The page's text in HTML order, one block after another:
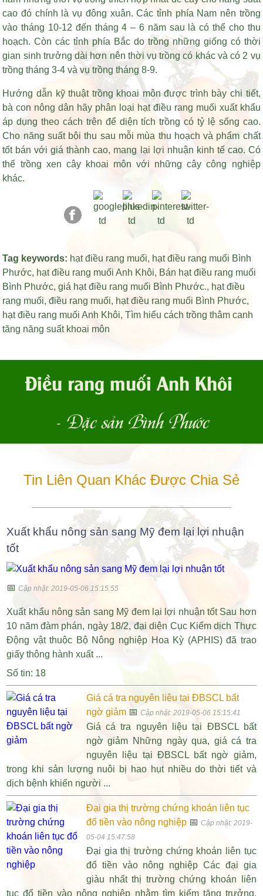
cao đó chính là vụ đông xuân. Các tỉnh phía Nam nên trồng
vào tháng 10-12 đến tháng 4 – 6 năm sau là có thể cho thu
hoạch. Còn các tỉnh phía Bắc do trồng những giống có thời
gian sinh trưởng dài hơn nên thời vụ trồng có khác và có 2 vụ
trồng tháng 3-4 và vụ trồng tháng 8-9.
Hướng dẫn kỹ thuật trồng khoai môn được trình bày chi tiết,
bà con nông dân hãy phân loại hạt điều rang muối xuất khẩu
áp dụng theo cách trên để diện tích trồng có tỷ lệ sống cao.
Cho năng suất bội thu sau mỗi mùa thu hoạch và phẩm chất
tốt bán với giá thành cao, mang lại lợi nhuận kinh tế cao. Có
thể trồng xen cây khoai môn với những cây công nghiệp
khác.
Tag keywords: hạt điều rang muối, hạt điều rang muối Bình
Phước, hạt điều rang muối Anh Khôi, Bán hạt điều rang muối
Bình Phước,giá hạt điều rang muối Bình Phước., hạt điều
rang muối,điều rang muối, hạt điều rang muối Bình Phước,
hạt điều rang muối Anh Khôi,Tìm hiểu cách trồng thâm canh
tăng năng suất khoai môn
Điều rang muối Anh Khôi
- Đặc sản Bình Phước
Tin Liên Quan Khác Được Chia Sẻ
Xuất khẩu nông sản sang Mỹ đem lại lợi nhuận
tốt
📅Cập nhật: 2019-05-06 15:15:55
Xuất khẩu nông sản sang Mỹ đem lại lợi nhuận tốt Sau hơn
10 năm đàm phán, ngày 18/2, đại diện Cục Kiểm dịch Thực
Động vật thuộc Bộ Nông nghiệp Hoa Kỳ (APHIS) đã trao
giấy thông hành xuất ...
Số tin: 18
Giá cá tra nguyên liệu tại ĐBSCL bất
ngờ giảm📅 Cập nhật: 2019-05-06 15:15:41
Giá cá tra nguyên liệu tại ĐBSCL bất
ngờ giảm Những ngày qua, giá cá tra
nguyên liệu tại ĐBSCL bất ngờ giảm,
trong khi sản lượng nuôi bị hao hụt nhiều do thời tiết và
dịch bệnh khiến người ...
Đại gia thị trường chứng khoán liên tục
đổ tiền vào nông nghiệp📅 Cập nhật: 2019-
05-04 15:47:58
Đại gia thị trường chứng khoán liên tục
đổ tiền vào nông nghiệp Các đại gia
giàu nhất thị trường chứng khoán liên
tục đổ tiền vào nông nghiệp nhằm tìm kiếm tăng trưởng.